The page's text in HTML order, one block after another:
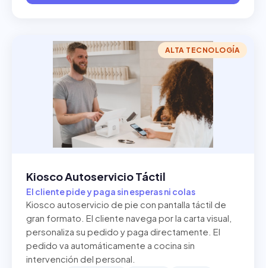
ALTA TECNOLOGÍA
Kiosco Autoservicio Táctil
El cliente pide y paga sin esperas ni colas
Kiosco autoservicio de pie con pantalla táctil de
gran formato. El cliente navega por la carta visual,
personaliza su pedido y paga directamente. El
pedido va automáticamente a cocina sin
intervención del personal.